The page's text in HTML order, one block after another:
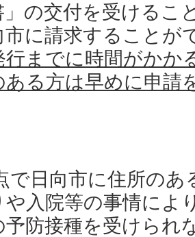
」の交付を受けるこ
市に請求することが
行までに時間がかか
ある方は早めに申請
で日向市に住所のあ
入院等の事情によ
予防接種を受けられ